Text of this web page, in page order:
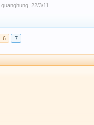
quanghung 22/3/11
6 7